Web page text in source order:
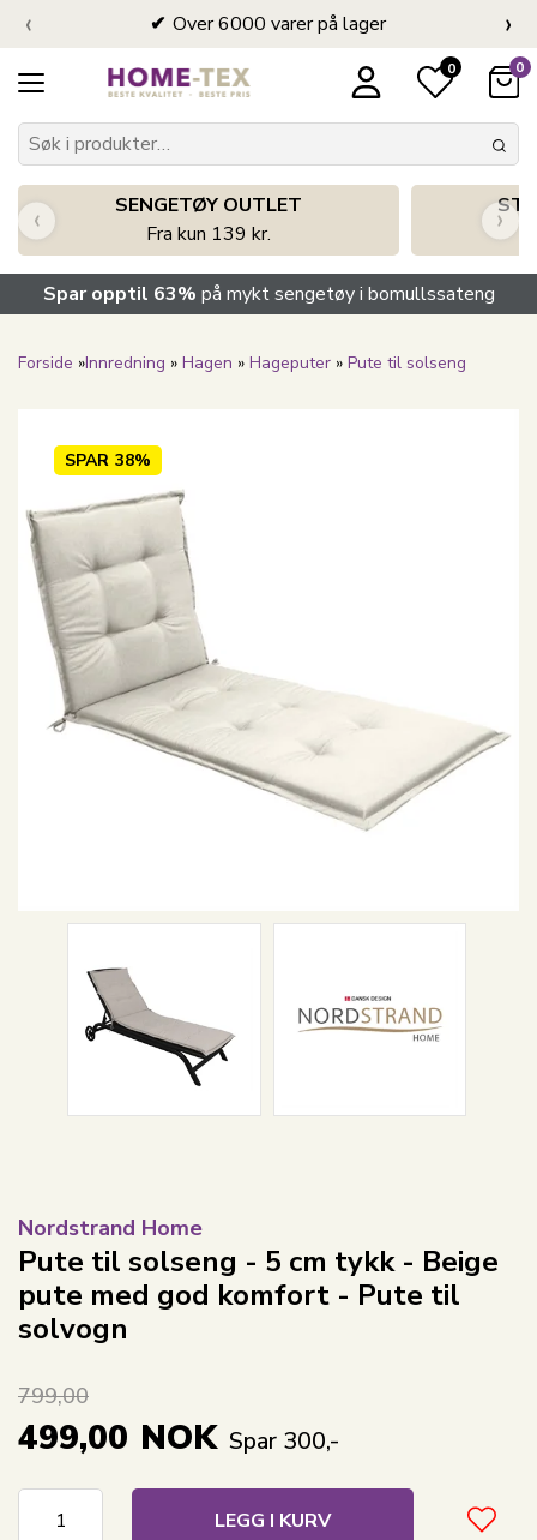
Over 6000 varer på lager
‹ ›
0 0
SENGETØY OUTLET
Fra kun 139 kr.
‹ ›
Spar opptil 63% på mykt sengetøy i bomullssateng
Forside »Innredning » Hagen » Hageputer » Pute til solseng
SPAR 38%
Nordstrand Home
Pute til solseng - 5 cm tykk - Beige
pute med god komfort - Pute til
solvogn
799,00
499,00 NOK Spar 300,-
LEGG I KURV